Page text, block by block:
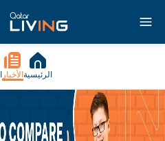
الرئيسية الأخبار